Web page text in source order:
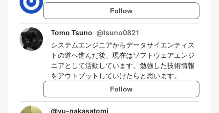
Follow
Tomo Tsuno @tsuno0821
システムエンジニアからデータサイエンティス
トの道へ進んだ後、現在はソフトウェアエンジ
ニアとして活動しています。勉強した技術情報
をアウトプットしていけたらと思います。
Follow
@yu-nakasatomi